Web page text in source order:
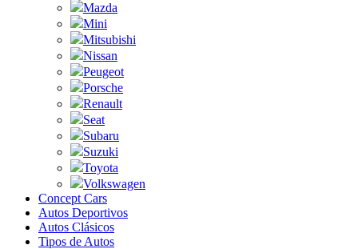
Mazda
Mini
Mitsubishi
Nissan
Peugeot
Porsche
Renault
Seat
Subaru
Suzuki
Toyota
Volkswagen
Concept Cars
Autos Deportivos
Autos Clásicos
Tipos de Autos